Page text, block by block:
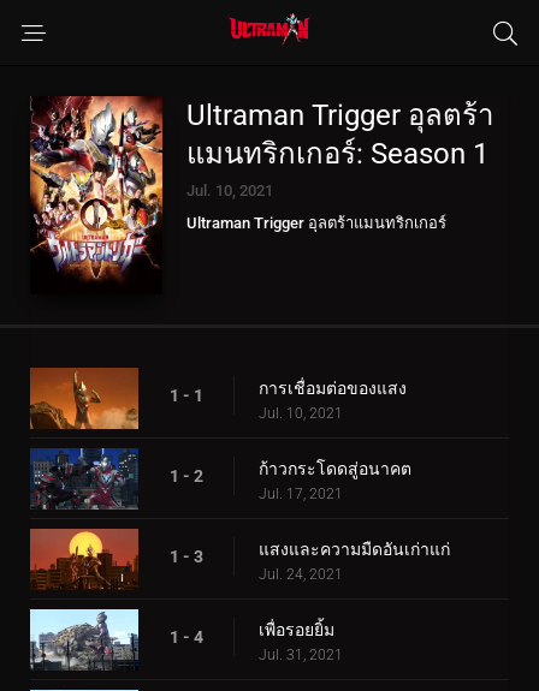
Ultraman Trigger อุลตร้า
แมนทริกเกอร์: Season 1
Jul. 10, 2021
Ultraman Trigger อุลตร้าแมนทริกเกอร์
1 - 1 การเชื่อมต่อของแสง
Jul. 10, 2021
1 - 2 ก้าวกระโดดสู่อนาคต
Jul. 17, 2021
1 - 3 แสงและความมืดอันเก่าแก่
Jul. 24, 2021
1 - 4 เพื่อรอยยิ้ม
Jul. 31, 2021